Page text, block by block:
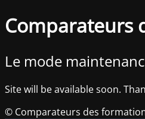
Comparateurs
Le mode
Site will be available soon.
© Comparateurs des